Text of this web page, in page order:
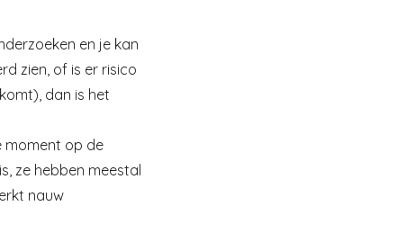
en je kan
zien, of is er risico
dan is het
moment op de
ze hebben meestal
nauw